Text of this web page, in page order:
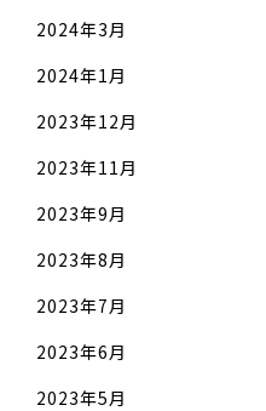
2024年3月
2024年1月
2023年12月
2023年11月
2023年9月
2023年8月
2023年7月
2023年6月
2023年5月